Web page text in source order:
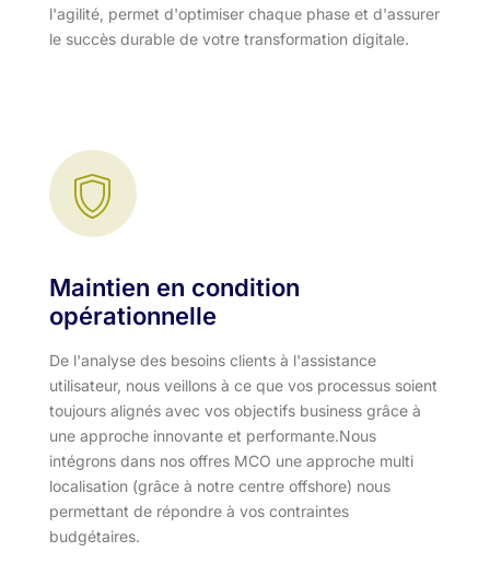
l'agilité, permet d'optimiser chaque phase et d'assurer
le succès durable de votre transformation digitale.
Maintien en condition
opérationnelle
De l'analyse des besoins clients à l'assistance
utilisateur, nous veillons à ce que vos processus soient
toujours alignés avec vos objectifs business grâce à
une approche innovante et performante.​ Nous
intégrons dans nos offres MCO une approche multi
localisation (grâce à notre centre offshore) nous
permettant de répondre à vos contraintes
budgétaires.